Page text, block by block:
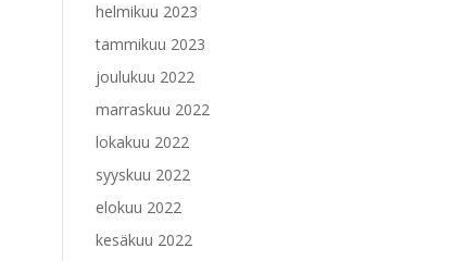
helmikuu 2023
tammikuu 2023
joulukuu 2022
marraskuu 2022
lokakuu 2022
syyskuu 2022
elokuu 2022
kesäkuu 2022